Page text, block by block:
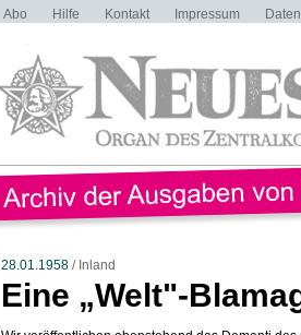
Abo Hilfe Kontakt Impressum
28.01.1958/ Inland
Eine „Welt"-